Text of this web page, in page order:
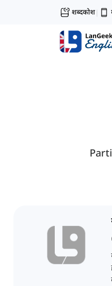
शब्दकोश|